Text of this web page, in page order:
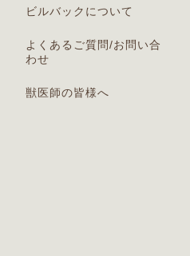
ビルバックについて
よくあるご質問/お問い合
わせ
獣医師の皆様へ